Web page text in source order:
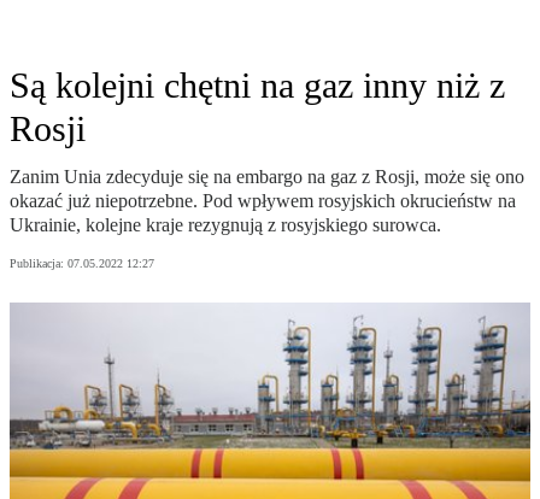
Są kolejni chętni na gaz inny niż z
Rosji
Zanim Unia zdecyduje się na embargo na gaz z Rosji, może się ono
okazać już niepotrzebne. Pod wpływem rosyjskich okrucieństw na
Ukrainie, kolejne kraje rezygnują z rosyjskiego surowca.
Publikacja: 07.05.2022 12:27